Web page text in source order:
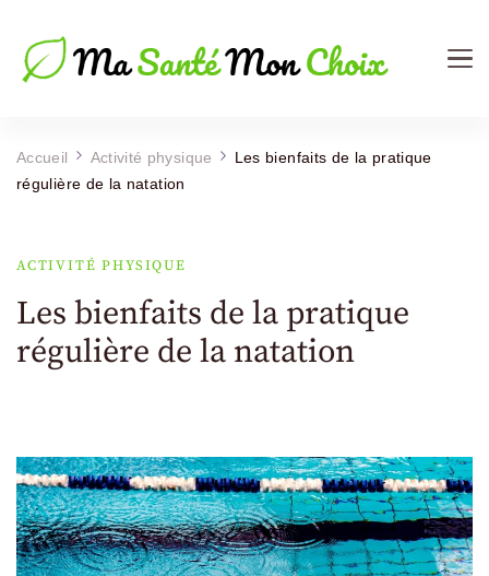
Accueil Activité physique
Les bienfaits de la pratique
régulière de la natation
ACTIVITÉ PHYSIQUE
Les bienfaits de la pratique
régulière de la natation